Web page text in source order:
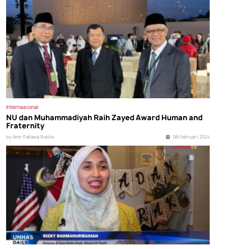
Internasional
NU dan Muhammadiyah Raih Zayed Award Human and
Fraternity
by Amir Pallawa Rukka 06 Februari, 2024